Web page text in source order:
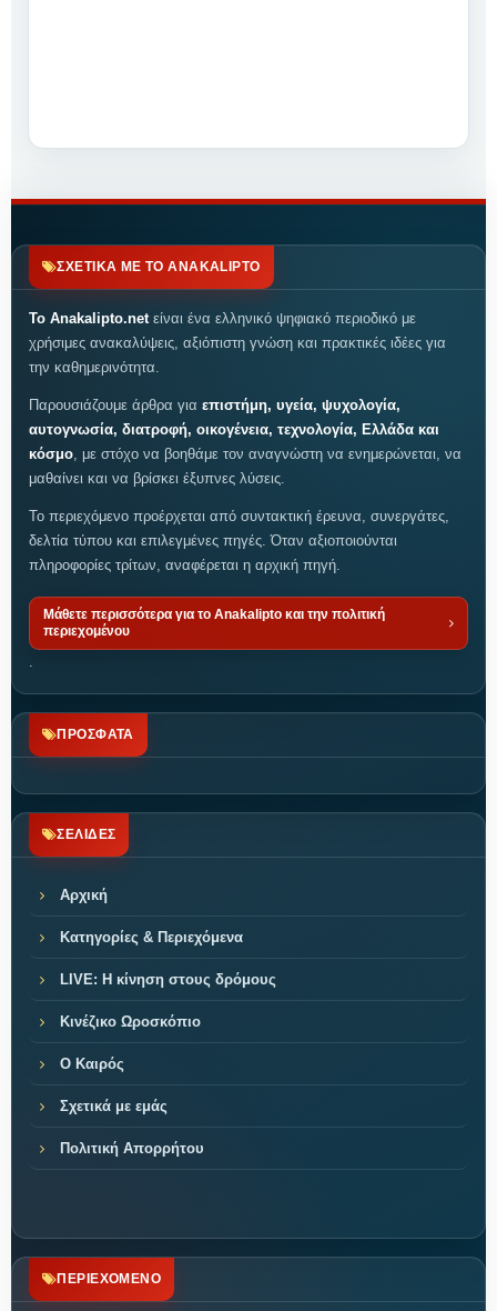
ΣΧΕΤΙΚΑ ΜΕ ΤΟ ANAKALIPTO
Το Anakalipto.netείναι ένα ελληνικό ψηφιακό περιοδικό με
χρήσιμες ανακαλύψεις, αξιόπιστη γνώση και πρακτικές ιδέες για
την καθημερινότητα.
Παρουσιάζουμε άρθρα για επιστήμη, υγεία, ψυχολογία,
αυτογνωσία, διατροφή, οικογένεια, τεχνολογία, Ελλάδα και
κόσμο, με στόχο να βοηθάμε τον αναγνώστη να ενημερώνεται, να
μαθαίνει και να βρίσκει έξυπνες λύσεις.
Το περιεχόμενο προέρχεται από συντακτική έρευνα, συνεργάτες,
δελτία τύπου και επιλεγμένες πηγές. Όταν αξιοποιούνται
πληροφορίες τρίτων, αναφέρεται η αρχική πηγή.
Μάθετε περισσότερα για το Anakalipto και την πολιτική
περιεχομένου
.
ΠΡΟΣΦΑΤΑ
ΣΕΛΙΔΕΣ
Αρχική
Κατηγορίες & Περιεχόμενα
LIVE: Η κίνηση στους δρόμους
Κινέζικο Ωροσκόπιο
Ο Καιρός
Σχετικά με εμάς
Πολιτική Απορρήτου
ΠΕΡΙΕΧΟΜΕΝΟ